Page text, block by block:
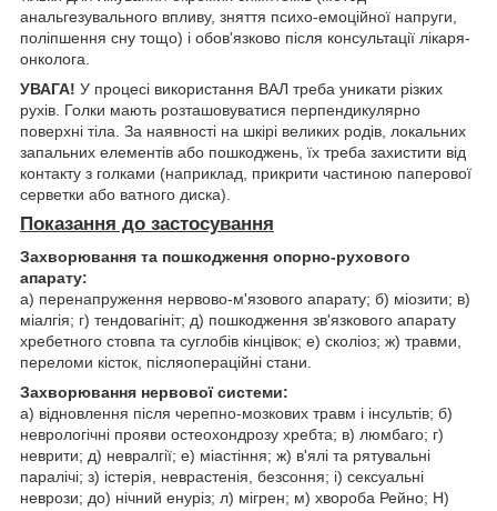
анальгезувального впливу, зняття психо-емоційної напруги,
поліпшення сну тощо) і обов'язково після консультації лікаря-
онколога.
УВАГА! У процесі використання ВАЛ треба уникати різких
рухів. Голки мають розташовуватися перпендикулярно
поверхні тіла. За наявності на шкірі великих родів, локальних
запальних елементів або пошкоджень, їх треба захистити від
контакту з голками (наприклад, прикрити частиною паперової
серветки або ватного диска).
Показання до застосування
Захворювання та пошкодження опорно-рухового
апарату:
а) перенапруження нервово-м'язового апарату; б) міозити; в)
міалгія; г) тендовагініт; д) пошкодження зв'язкового апарату
хребетного стовпа та суглобів кінцівок; е) сколіоз; ж) травми,
переломи кісток, післяопераційні стани.
Захворювання нервової системи:
а) відновлення після черепно-мозкових травм і інсультів; б)
неврологічні прояви остеохондрозу хребта; в) люмбаго; г)
неврити; д) невралгії; е) міастіння; ж) в'ялі та рятувальні
паралічі; з) істерія, неврастенія, безсоння; і) сексуальні
неврози; до) нічний енуріз; л) мігрен; м) хвороба Рейно; Н)